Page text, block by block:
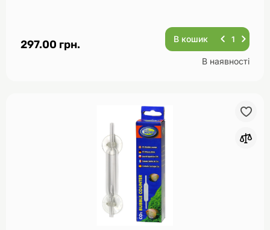
297.00 грн. В кошик
В наявності